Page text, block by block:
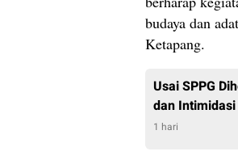
budaya dan
Ketapang.
Usai SPPG
dan
1 hari